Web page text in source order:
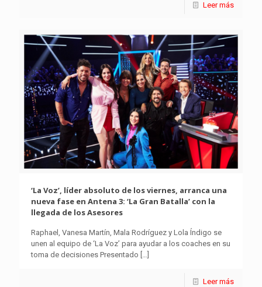
Leer más
‘La Voz’, líder absoluto de los viernes, arranca una
nueva fase en Antena 3: ‘La Gran Batalla’ con la
llegada de los Asesores
Raphael, Vanesa Martín, Mala Rodríguez y Lola Índigo se
unen al equipo de ‘La Voz’ para ayudar a los coaches en su
toma de decisiones Presentado […]
Leer más